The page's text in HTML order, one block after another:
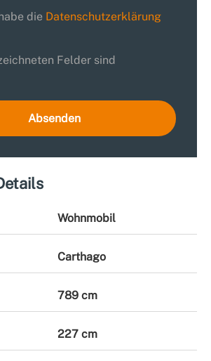
die Datenschutzerklärung
Felder sind
Absenden
Wohnmobil
Carthago
789 cm
227 cm